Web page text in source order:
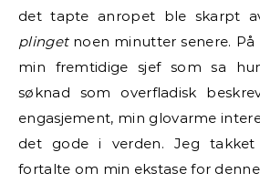
det tapte anropet ble skarpt
plingetnoen minutter senere. På
min fremtidige sjef som sa
søknad som overfladisk
engasjement, min glovarme
det gode i verden. Jeg
fortalte om min ekstase for